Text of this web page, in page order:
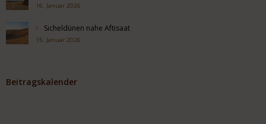
16. Januar 2026
Sicheldünen nahe Aftisaat
15. Januar 2026
Beitragskalender